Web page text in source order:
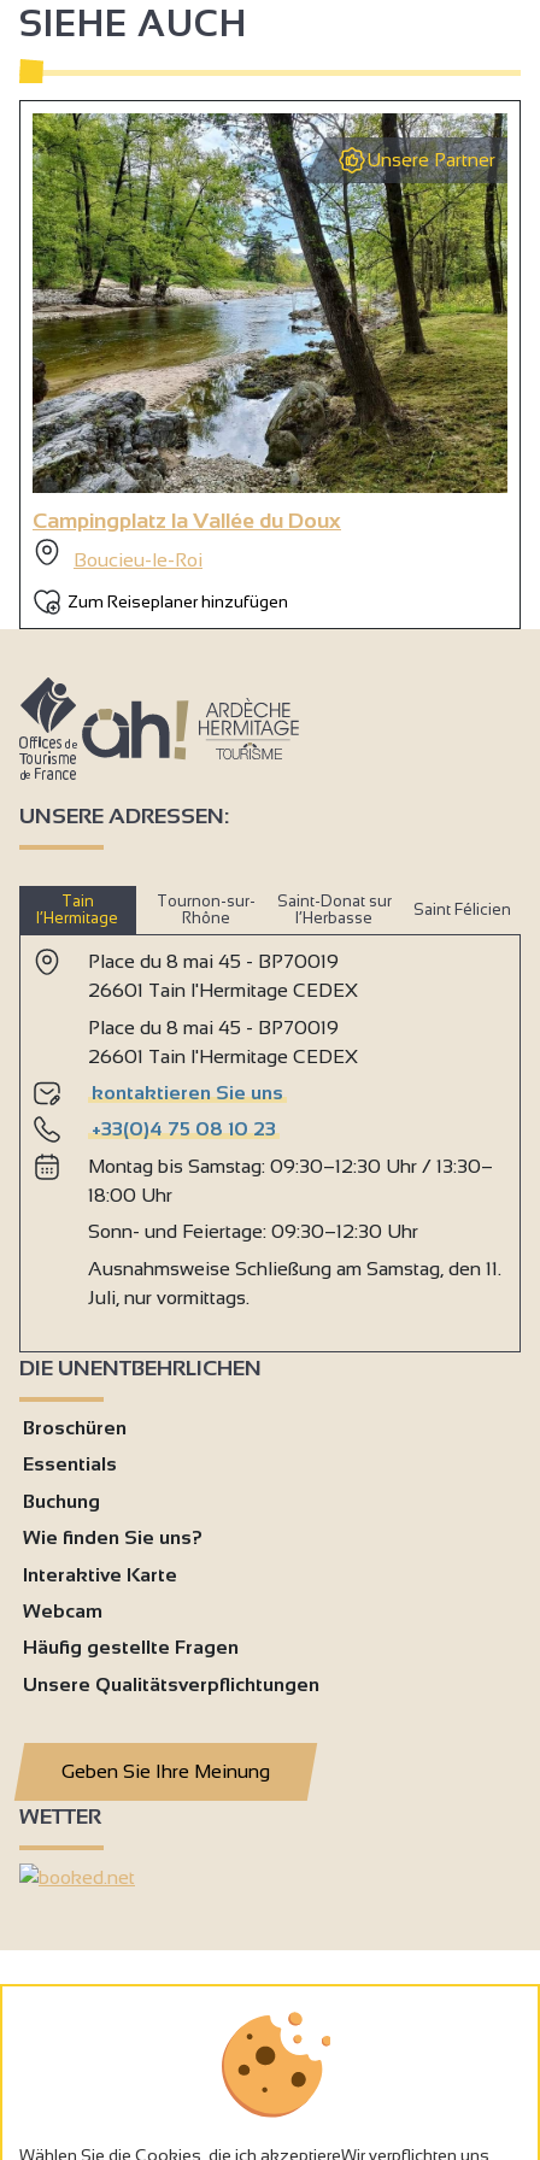
SIEHE AUCH
Unsere Partner
Campingplatz la Vallée du Doux
Boucieu-le-Roi
Zum Reiseplaner hinzufügen
UNSERE ADRESSEN:
Tain
l’Hermitage
Tournon-sur-
Rhône
Saint-Donat sur
l’Herbasse
Saint Félicien
Place du 8 mai 45 - BP70019
26601 Tain l'Hermitage CEDEX
Place du 8 mai 45 - BP70019
26601 Tain l'Hermitage CEDEX
kontaktieren Sie uns
+33(0)4 75 08 10 23
Montag bis Samstag: 09:30–12:30 Uhr / 13:30–
18:00 Uhr
Sonn- und Feiertage: 09:30–12:30 Uhr
Ausnahmsweise Schließung am Samstag, den 11.
Juli, nur vormittags.
DIE UNENTBEHRLICHEN
Broschüren
Essentials
Buchung
Wie finden Sie uns?
Interaktive Karte
Webcam
Häufig gestellte Fragen
Unsere Qualitätsverpflichtungen
Geben Sie Ihre Meinung
WETTER
Wählen Sie die Cookies, die ich akzeptiereWir verpflichten uns